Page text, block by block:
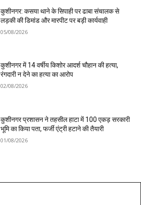
कुशीनगर: कसया थाने के सिपाही पर ढाबा संचालक से
लड़की की डिमांड और मारपीट पर बड़ी कार्यवाही
05/08/2026
कुशीनगर में 14 वर्षीय किशोर आदर्श चौहान की हत्या,
रंगदारी न देने का हत्या का आरोप
02/08/2026
कुशीनगर प्रशासन ने तहसील हाटा में 100 एकड़ सरकारी
भूमि का किया पता, फर्जी एंट्री हटाने की तैयारी
01/08/2026